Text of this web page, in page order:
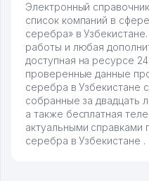
Электронный
список компаний в
серебра» в
работы и любая
доступная на ресурсе
проверенные данные
серебра в Узбекистане
собранные за двадцать
а также бесплатная
актуальными
серебра в Узбекистане .